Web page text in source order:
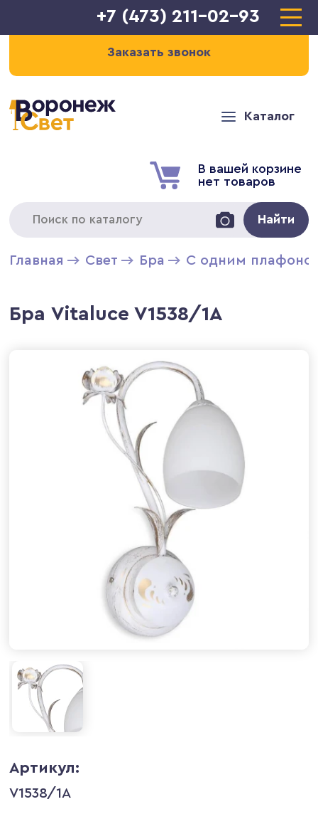
+7 (473) 211-02-93
Заказать звонок
Каталог
В вашей корзине
нет товаров
Найти
Главная Свет Бра С одним
Бра Vitaluce V1538/1A
Артикул:
V1538/1A